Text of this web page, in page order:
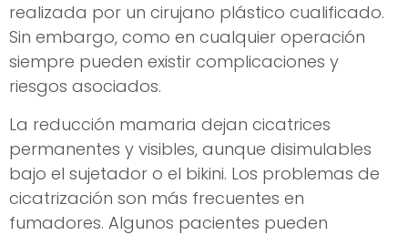
realizada por un cirujano plástico cualificado.
Sin embargo, como en cualquier operación
siempre pueden existir complicaciones y
riesgos asociados.
La reducción mamaria dejan cicatrices
permanentes y visibles, aunque disimulables
bajo el sujetador o el bikini. Los problemas de
cicatrización son más frecuentes en
fumadores. Algunos pacientes pueden